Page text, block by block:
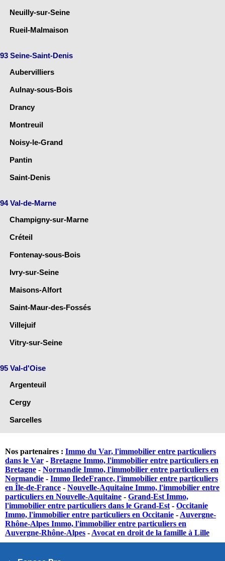
Neuilly-sur-Seine
Rueil-Malmaison
93 Seine-Saint-Denis
Aubervilliers
Aulnay-sous-Bois
Drancy
Montreuil
Noisy-le-Grand
Pantin
Saint-Denis
94 Val-de-Marne
Champigny-sur-Marne
Créteil
Fontenay-sous-Bois
Ivry-sur-Seine
Maisons-Alfort
Saint-Maur-des-Fossés
Villejuif
Vitry-sur-Seine
95 Val-d'Oise
Argenteuil
Cergy
Sarcelles
Nos partenaires : Immo du Var, l'immobilier entre particuliers
dans le Var - Bretagne Immo, l'immobilier entre particuliers en
Bretagne - Normandie Immo, l'immobilier entre particuliers en
Normandie - Immo IledeFrance, l'immobilier entre particuliers
en Île-de-France - Nouvelle-Aquitaine Immo, l'immobilier entre
particuliers en Nouvelle-Aquitaine - Grand-Est Immo,
l'immobilier entre particuliers dans le Grand-Est - Occitanie
Immo, l'immobilier entre particuliers en Occitanie - Auvergne-
Rhône-Alpes Immo, l'immobilier entre particuliers en
Auvergne-Rhône-Alpes - Avocat en droit de la famille à Lille